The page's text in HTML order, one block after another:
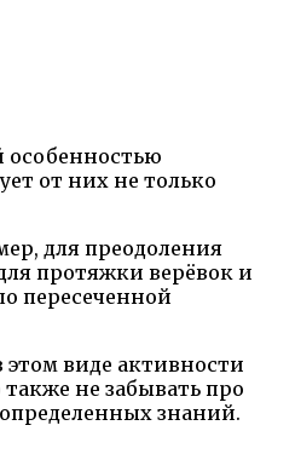
особенностью
от них не только
для преодоления
протяжки верёвок и
пересеченной
виде активности
не забывать про
знаний.